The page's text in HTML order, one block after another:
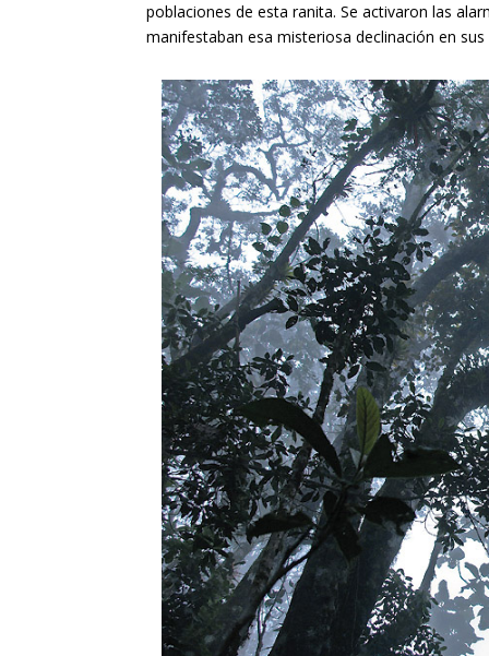
poblaciones de esta ranita. Se activaron las
manifestaban esa misteriosa declinación en